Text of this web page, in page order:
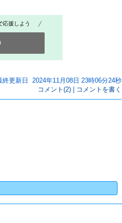
応援しよう
終更新日 2024年11月08日 23時06分24秒
コメント(2)
コメントを書く